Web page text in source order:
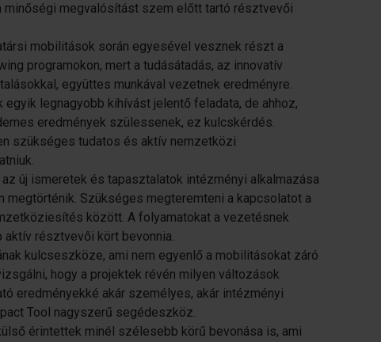
minőségi megvalósítást szem előtt tartó résztvevői
mobilitások során egyesével vesznek részt a
programokon, mert a tudásátadás, az innovatív
együttes munkával vezetnek eredményre.
egyik legnagyobb kihívást jelentő feladata, de ahhoz,
eredmények szülessenek, ez kulcskérdés.
szükséges tudatos és aktív nemzetközi
az új ismeretek és tapasztalatok intézményi alkalmazása
megtörténik. Szükséges megteremteni a kapcsolatot a
között. A folyamatokat a vezetésnek
aktív résztvevői kört bevonnia.
kulcseszköze, ami nem egyenlő a mobilitásokat záró
hogy a projektek révén milyen változások
eredményekké akár személyes, akár intézményi
Tool nagyszerű segédeszköz.
érintettek minél szélesebb körű bevonása is, ami